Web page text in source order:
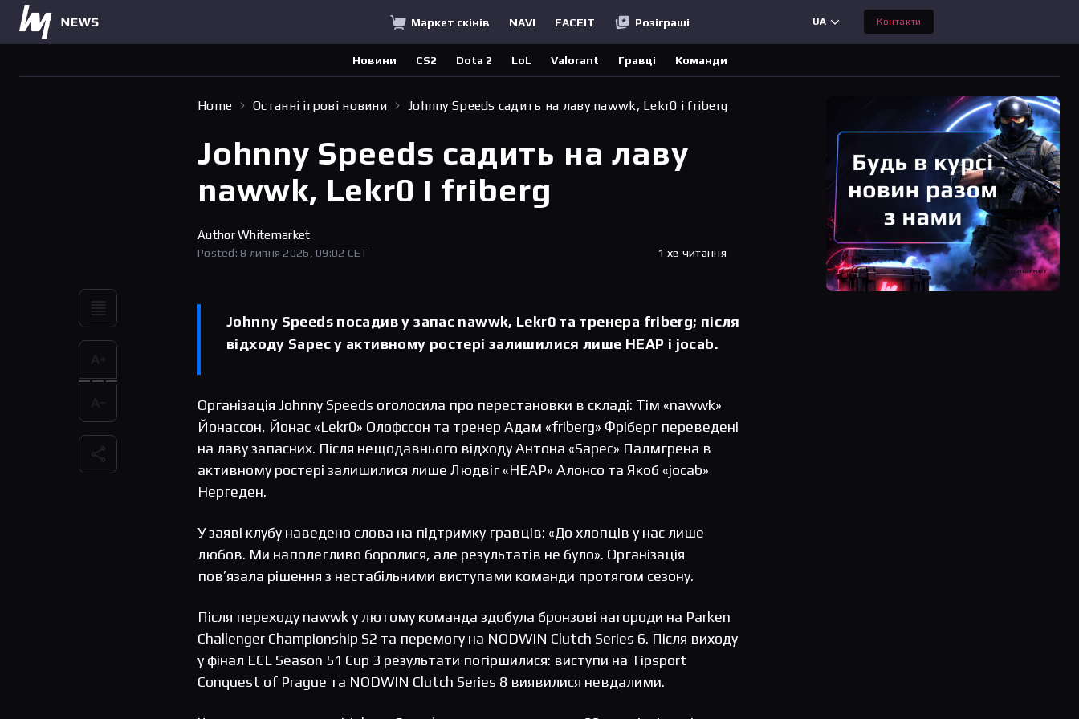
Маркет скінів NAVI FACEIT Розіграші UA Контакти
Новини CS2 Dota 2 LoL Valorant Гравці Команди
Home Останні ігрові новини Johnny Speeds садить на лаву nawwk, Lekr0 і friberg
Johnny Speeds садить на лаву
nawwk, Lekr0 і friberg
AuthorWhitemarket
Posted: 8 липня 2026, 09:02 CET 1 хв читання
Johnny Speeds посадив у запас nawwk, Lekr0 та тренера friberg; після
відходу Sapec у активному ростері залишилися лише HEAP і jocab.
Організація Johnny Speeds оголосила про перестановки в складі: Тім «nawwk»
Йонассон, Йонас «Lekr0» Олофссон та тренер Адам «friberg» Фріберг переведені
на лаву запасних. Після нещодавнього відходу Антона «Sapec» Палмгрена в
активному ростері залишилися лише Людвіг «HEAP» Алонсо та Якоб «jocab»
Нергеден.
У заяві клубу наведено слова на підтримку гравців: «До хлопців у нас лише
любов. Ми наполегливо боролися, але результатів не було». Організація
пов’язала рішення з нестабільними виступами команди протягом сезону.
Після переходу nawwk у лютому команда здобула бронзові нагороди на Parken
Challenger Championship S2 та перемогу на NODWIN Clutch Series 6. Після виходу
у фінал ECL Season 51 Cup 3 результати погіршилися: виступи на Tipsport
Conquest of Prague та NODWIN Clutch Series 8 виявилися невдалими.